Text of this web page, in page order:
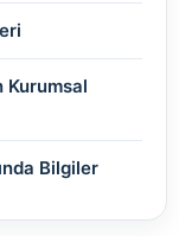
Kurumsal
Bilgiler